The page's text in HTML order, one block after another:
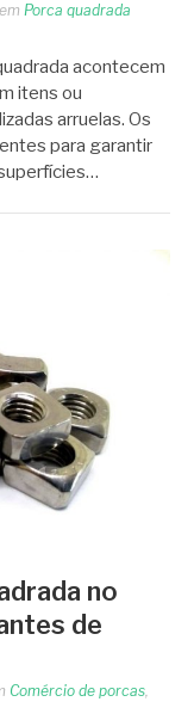
em Porca quadrada
acontecem
itens ou
arruelas. Os
para garantir
no
de
Comércio de porcas,